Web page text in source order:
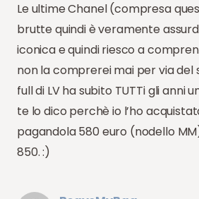
Le ultime Chanel (compresa
brutte quindi è veramente
iconica e quindi riesco a
non la comprerei mai per via del
full di LV ha subito TUTTi gli anni
te lo dico perchè io l’ho
pagandola 580 euro (nodello
850. :)